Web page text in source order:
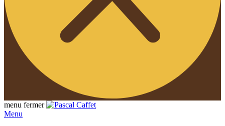
menu fermer
Menu